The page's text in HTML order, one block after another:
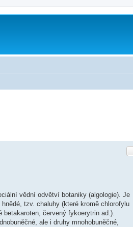
vědní odvětví botaniky (algologie). Je
tzv. chaluhy (které kromě chlorofylu
červený fykoerytrin ad.).
ale i druhy mnohobuněčné,